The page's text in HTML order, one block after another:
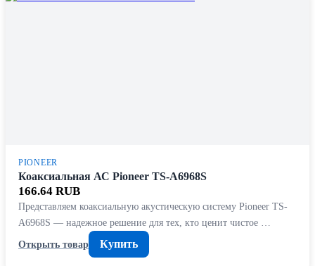
PIONEER
Коаксиальная АС Pioneer TS-A6968S
166.64 RUB
Представляем коаксиальную акустическую систему Pioneer TS-
A6968S — надежное решение для тех, кто ценит чистое …
Открыть товар
Купить